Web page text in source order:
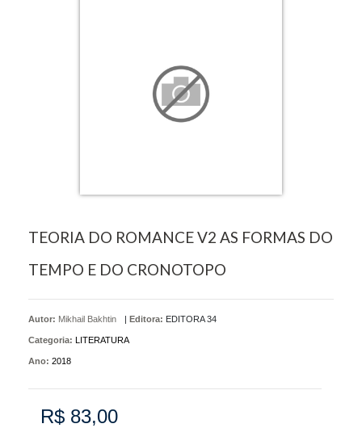
TEORIA DO ROMANCE V2 AS FORMAS DO
TEMPO E DO CRONOTOPO
Autor: Mikhail Bakhtin | Editora: EDITORA 34
Categoria: LITERATURA
Ano: 2018
R$ 83,00